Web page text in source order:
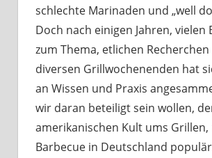
schlechte Marinaden und „well
Doch nach einigen Jahren, vielen
zum Thema, etlichen
diversen Grillwochenenden hat
an Wissen und Praxis
wir daran beteiligt sein wollen,
amerikanischen Kult ums Grillen,
Barbecue in Deutschland